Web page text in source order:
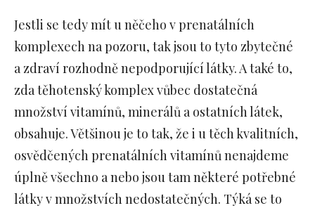
Jestli se tedy mít u něčeho v prenatálních
komplexech na pozoru, tak jsou to tyto zbytečné
a zdraví rozhodně nepodporující látky. A také to,
zda těhotenský komplex vůbec dostatečná
množství vitamínů, minerálů a ostatních látek,
obsahuje. Většinou je to tak, že i u těch kvalitních,
osvědčených prenatálních vitamínů nenajdeme
úplně všechno a nebo jsou tam některé potřebné
látky v množstvích nedostatečných. Týká se to